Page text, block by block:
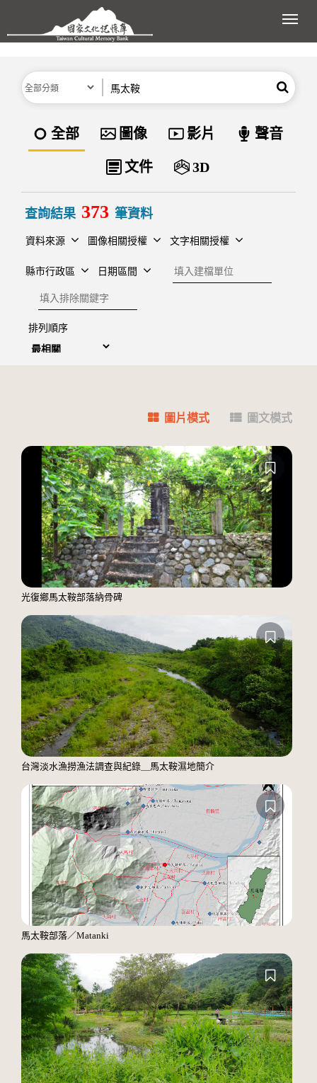
跳到主要內容區塊
展
分類 搜尋
資料類型
全部 圖像 影片 聲音
文件 3D
查詢結果 373 筆資料
資料來源 圖像相關授權 文字相關授權
縣市行政區 日期區間
建檔單位
排除關鍵字
排列順序
圖片模式 圖文模式
光復鄉馬太鞍部落納骨碑
台灣淡水漁撈漁法調查與紀錄＿馬太鞍濕地簡介
馬太鞍部落／Matanki